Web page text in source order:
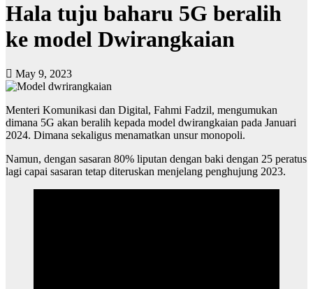
Hala tuju baharu 5G beralih
ke model Dwirangkaian
May 9, 2023
Menteri Komunikasi dan Digital, Fahmi Fadzil, mengumukan
dimana 5G akan beralih kepada model dwirangkaian pada Januari
2024. Dimana sekaligus menamatkan unsur monopoli.
Namun, dengan sasaran 80% liputan dengan baki dengan 25 peratus
lagi capai sasaran tetap diteruskan menjelang penghujung 2023.